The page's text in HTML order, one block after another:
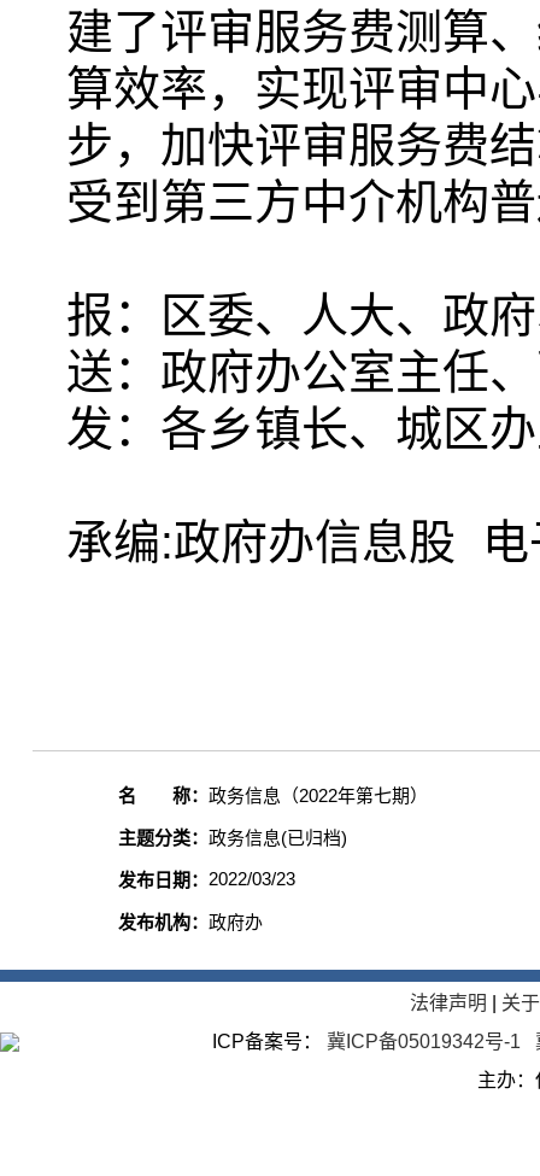
建了评审服务费测算
算效率，实现评审中
步，加快评审服务费
受到第三方中介机构
报：区委、人大、政
送：政府办公室主任
发：各乡镇长、城区
承编:政府办信息股
名 称： 政务信息（2022年第七期）
主题分类： 政务信息(已归档)
发布日期： 2022/03/23
发布机构： 政府办
法律声明
关
ICP备案号：
冀ICP备05019342号-1
主办